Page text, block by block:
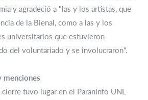
y agradeció a "las y los artistas, que
de la Bienal, como a las y los
universitarios que estuvieron
del voluntariado y se involucraron".
menciones
tuvo lugar en el Paraninfo UNL